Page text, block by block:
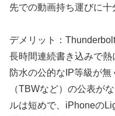
先での動画持ち運びに十
デメリット：
長時間連続書き込みで熱
防水の公的なIP等級が
（TBWなど）の公表が
ルは短めで、iPhoneの